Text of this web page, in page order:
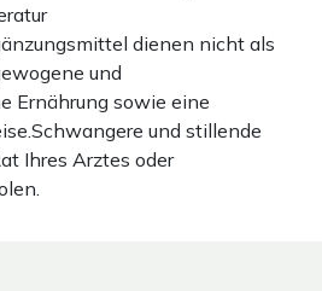
dienen nicht als
und
Ernährung sowie eine
und stillende
Ihres Arztes oder